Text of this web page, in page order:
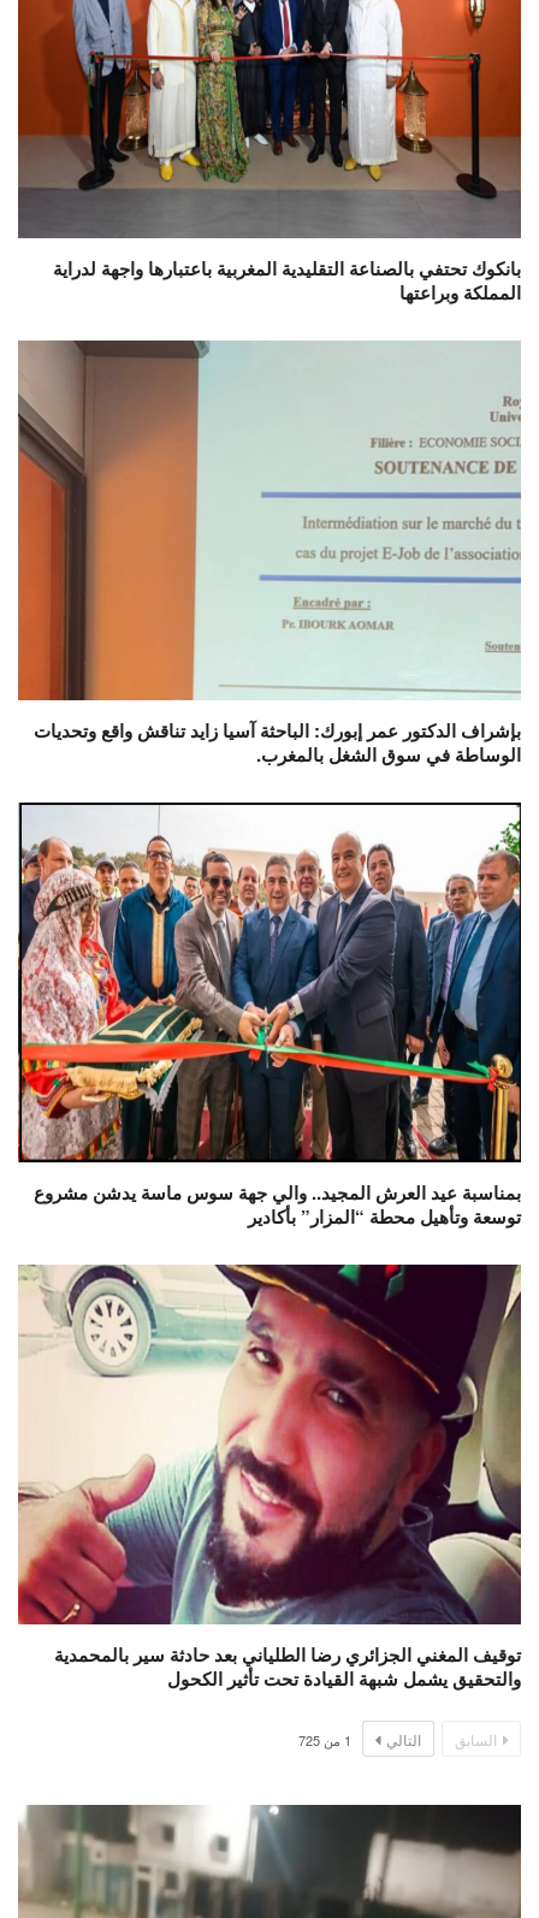
بانكوك تحتفي بالصناعة التقليدية المغربية باعتبارها واجهة لدراية
المملكة وبراعتها
بإشراف الدكتور عمر إبورك: الباحثة آسيا زايد تناقش واقع وتحديات
الوساطة في سوق الشغل بالمغرب.
بمناسبة عيد العرش المجيد.. والي جهة سوس ماسة يدشن مشروع
توسعة وتأهيل محطة “المزار” بأكادير
توقيف المغني الجزائري رضا الطلياني بعد حادثة سير بالمحمدية
والتحقيق يشمل شبهة القيادة تحت تأثير الكحول
السابق التالي 1 من 725